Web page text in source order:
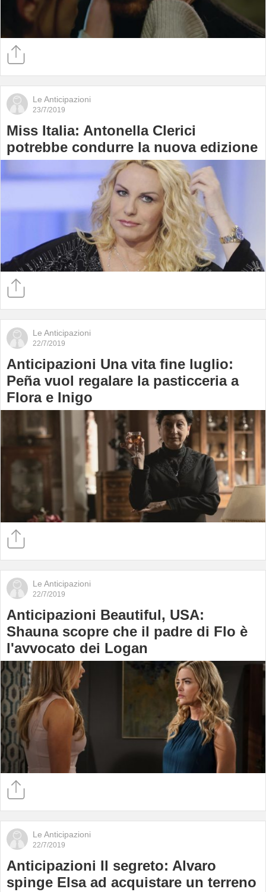
Le Anticipazioni
23/7/2019
Miss Italia: Antonella Clerici
potrebbe condurre la nuova edizione
Le Anticipazioni
22/7/2019
Anticipazioni Una vita fine luglio:
Peña vuol regalare la pasticceria a
Flora e Inigo
Le Anticipazioni
22/7/2019
Anticipazioni Beautiful, USA:
Shauna scopre che il padre di Flo è
l'avvocato dei Logan
Le Anticipazioni
22/7/2019
Anticipazioni Il segreto: Alvaro
spinge Elsa ad acquistare un terreno